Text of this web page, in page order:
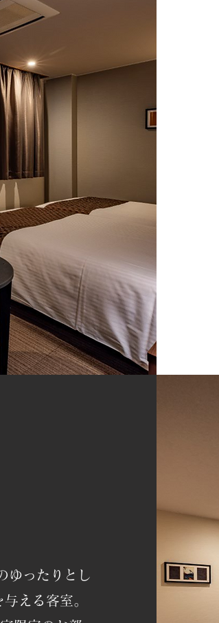
ゆったりとし
える客室。